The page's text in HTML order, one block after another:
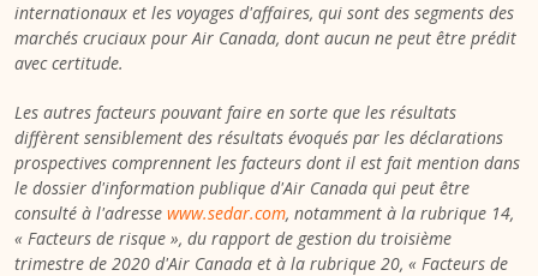
internationaux et les voyages d'affaires, qui sont des segments des
marchés cruciaux pour Air Canada, dont aucun ne peut être prédit
avec certitude.
Les autres facteurs pouvant faire en sorte que les résultats
diffèrent sensiblement des résultats évoqués par les déclarations
prospectives comprennent les facteurs dont il est fait mention dans
le dossier d'information publique d'Air Canada qui peut être
consulté à l'adresse www.sedar.com, notamment à la rubrique 14,
« Facteurs de risque », du rapport de gestion du troisième
trimestre de 2020 d'Air Canada et à la rubrique 20, « Facteurs de